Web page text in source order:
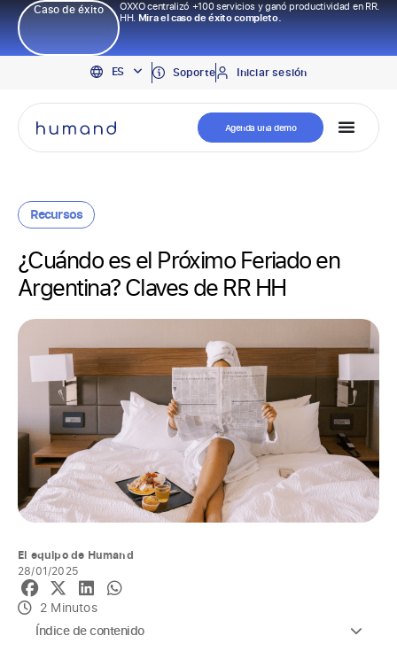
Caso de éxito
OXXO centralizó +100 servicios y ganó productividad en RR.
HH.Mira el caso de éxito completo.
ES
EN
PT
Soporte Iniciar sesión
Agenda una demo
Recursos
¿Cuándo es el Próximo Feriado en
Argentina? Claves de RR HH
El equipo de Humand
28/01/2025
2 Minutos
Índice de contenido